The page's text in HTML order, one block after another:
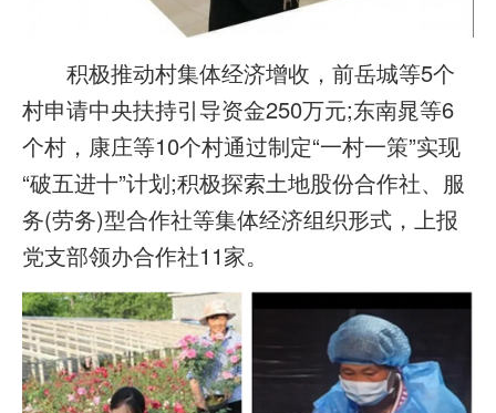
积极推动村集体经济增收，前岳城等5个
村申请中央扶持引导资金250万元;东南晁等6
个村，康庄等10个村通过制定“一村一策”实现
“破五进十”计划;积极探索土地股份合作社、服
务(劳务)型合作社等集体经济组织形式，上报
党支部领办合作社11家。